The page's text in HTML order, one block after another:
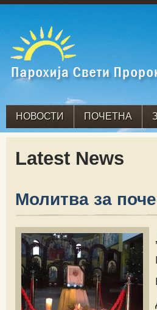
НОВОСТИ ПОЧЕТНА
Latest News
Молитва за